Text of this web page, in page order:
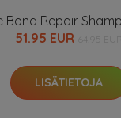
Bond Repair
51.95 EUR
LISÄTIETOJA